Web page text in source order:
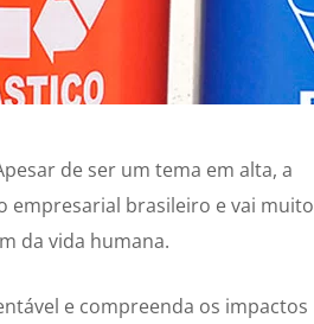
de ser um tema em alta, a
empresarial brasileiro e vai muito
da vida humana.
e compreenda os impactos